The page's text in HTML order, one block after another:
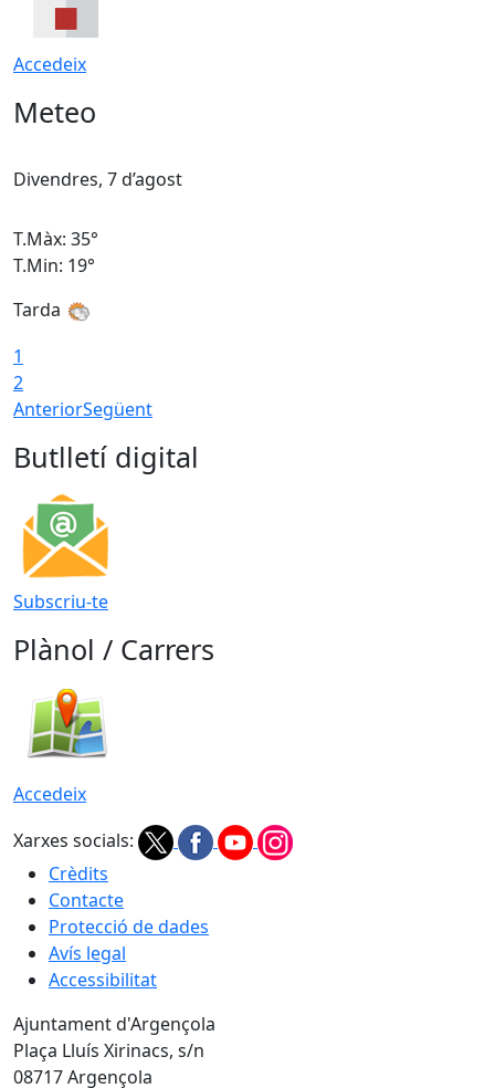
Accedeix
Meteo
Divendres, 7 d’agost
T.Màx: 35°
T.Min: 19°
Tarda
1
2
AnteriorSegüent
Butlletí digital
Subscriu-te
Plànol / Carrers
Accedeix
Xarxes socials:
Crèdits
Contacte
Protecció de dades
Avís legal
Accessibilitat
Ajuntament d'Argençola
Plaça Lluís Xirinacs, s/n
08717 Argençola